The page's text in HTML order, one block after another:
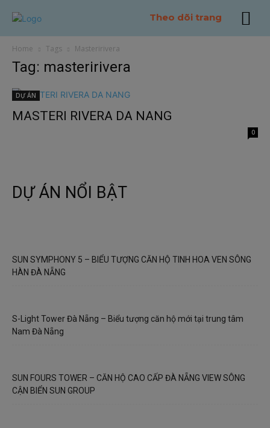
Theo dõi trang
Home Tags Masteririvera
Tag: masteririvera
DỰ ÁN
MASTERI RIVERA DA NANG
0
DỰ ÁN NỔI BẬT
SUN SYMPHONY 5 – BIỂU TƯỢNG CĂN HỘ TINH HOA VEN SÔNG
HÀN ĐÀ NẴNG
S-Light Tower Đà Nẵng – Biểu tượng căn hộ mới tại trung tâm
Nam Đà Nẵng
SUN FOURS TOWER – CĂN HỘ CAO CẤP ĐÀ NẴNG VIEW SÔNG
CẬN BIỂN SUN GROUP